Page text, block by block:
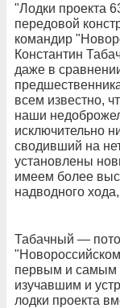
"Лодки проекта
передовой
командир
Константин
даже в
всем известно,
наши
исключительно
сводивший на
установлены
имеем более
надводного
Табачный —
первым и самым
изучавшим и
лодки проекта